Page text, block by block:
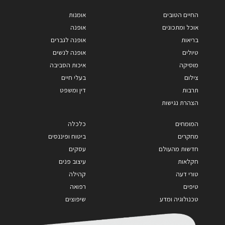
החיים הטובים
אוכל ומתכונים
בריאות
טיולים
מוסיקה
צילום
תרבות
הצהרת נגישות
אומנות
אופנה
אופנה לגברים
אופנה לנשים
איכות הסביבה
בעלי חיים
דין ומשפט
המומחים
מחקרים
חדשות מהעולם
חקלאות
טורי דעה
טיפים
טכנולוגיה ומדע
כלכלה
ביטוח ופיננסים
עסקים
עיצוב פנים
קהילה
רפואה
שיפוצים